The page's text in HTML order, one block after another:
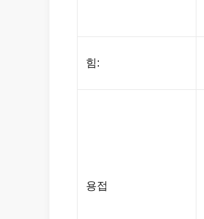
힘:
용접